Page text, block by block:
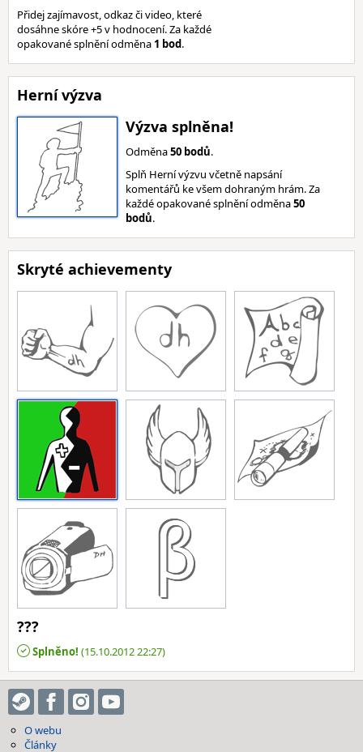
Přidej zajímavost, odkaz či video, které
dosáhne skóre +5 v hodnocení. Za každé
opakované splnění odměna 1 bod.
Herní výzva
Výzva splněna!
Odměna50 bodů.
Splň Herní výzvu včetně napsání
komentářů ke všem dohraným hrám. Za
každé opakované splnění odměna50
bodů.
Skryté achievementy
???
Splněno! (15.10.2012 22:27)
O webu
Články